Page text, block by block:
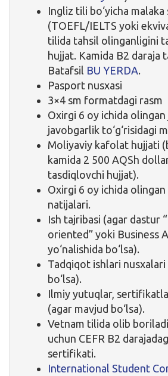
Ingliz tili bo‘yicha
(TOEFL/IELTS yoki
tilida tahsil olinganligini
hujjat. Kamida B2 daraja
Batafsil BU YERDA.
Pasport nusxasi
3×4 sm formatdagi rasm
Oxirgi 6 oy ichida
javobgarlik to‘g‘risidagi
Moliyaviy kafolat hujjati
kamida 2 500 AQSh
tasdiqlovchi hujjat).
Oxirgi 6 oy ichida olingan
natijalari.
Ish tajribasi (agar dastur
oriented” yoki Business
yo‘nalishida bo‘lsa).
Tadqiqot ishlari nusxalari
bo‘lsa).
Ilmiy yutuqlar,
(agar mavjud bo‘lsa).
Vetnam tilida olib
uchun CEFR B2
sertifikati.
International Student